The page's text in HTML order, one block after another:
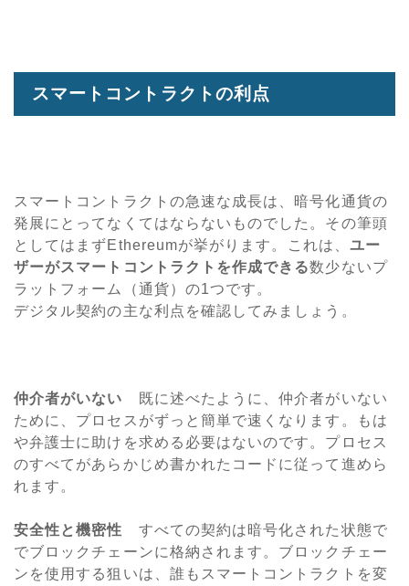
スマートコントラクトの利点
スマートコントラクトの急速な成長は、暗号化通貨の
発展にとってなくてはならないものでした。その筆頭
としてはまずEthereumが挙がります。これは、 ユー
ザーがスマートコントラクトを作成できる数少ないプ
ラットフォーム（通貨）の1つです。
デジタル契約の主な利点を確認してみましょう。
仲介者がいない 既に述べたように、仲介者がいない
ために、プロセスがずっと簡単で速くなります。もは
や弁護士に助けを求める必要はないのです。プロセス
のすべてがあらかじめ書かれたコードに従って進めら
れます。
安全性と機密性 すべての契約は暗号化された状態で
でブロックチェーンに格納されます。ブロックチェー
ンを使用する狙いは、誰もスマートコントラクトを変